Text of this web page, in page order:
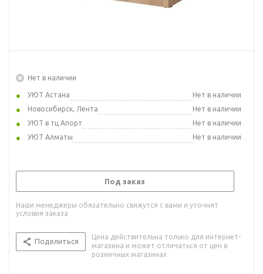
Нет в наличии
УЮТ Астана
Нет в наличии
Новосибирск, Лента
Нет в наличии
УЮТ в тц Апорт
Нет в наличии
УЮТ Алматы
Нет в наличии
Под заказ
Наши менеджеры обязательно свяжутся с вами и уточнят
условия заказа
Поделиться
Цена действительна только для интернет-
магазина и может отличаться от цен в
розничных магазинах